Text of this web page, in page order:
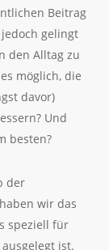
Beitrag
gelingt
den Alltag zu
möglich, die
davor)
Und
besten?
der
wir das
speziell für
ist.